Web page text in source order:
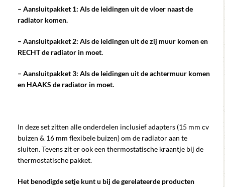
– Aansluitpakket 1: Als de leidingen uit de vloer naast de
radiator komen.
– Aansluitpakket 2: Als de leidingen uit de zij muur komen en
RECHT de radiator in moet.
– Aansluitpakket 3: Als de leidingen uit de achtermuur komen
en HAAKS de radiator in moet.
In deze set zitten alle onderdelen inclusief adapters (15 mm cv
buizen & 16 mm flexibele buizen) om de radiator aan te
sluiten. Tevens zit er ook een thermostatische kraantje bij de
thermostatische pakket.
Het benodigde setje kunt u bij de gerelateerde producten